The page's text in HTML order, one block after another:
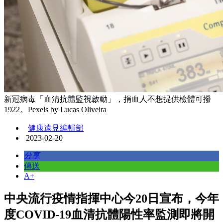
新冠病毒「血清抗體監視啟動」，捐血人不想提供檢體可撥
1922。Pexels by Lucas Oliveira
健康遠見編輯部
2023-02-20
分享
傳送
A+
中央流行疫情指揮中心今20日宣布，今年
度COVID-19血清抗體陽性率監測即將開